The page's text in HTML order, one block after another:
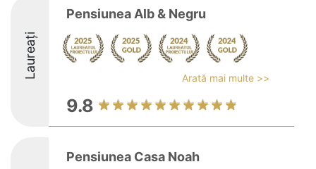
Laureați
Pensiunea Alb & Negru
Arată mai multe >>
9.8
Pensiunea Casa Noah